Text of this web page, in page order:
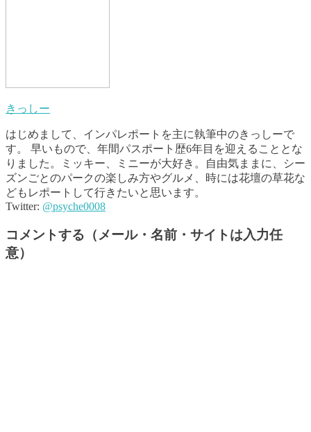
きっしー
はじめまして、インパレポートを主に執筆中のきっしーで
す。 早いもので、年間パスポート歴6年目を迎えることとな
りました。ミッキー、ミニーが大好き。自由気ままに、シー
ズンごとのパークの楽しみ方やグルメ、時には花壇の草花な
どもレポートして行きたいと思います。
Twitter: @psyche0008
コメントする（メール・名前・サイトは入力任
意）